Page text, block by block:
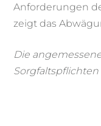
Anforderungen
zeigt das
Die